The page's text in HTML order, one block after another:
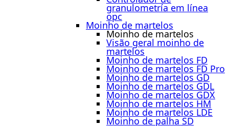
granulometría em línea
opc
Moinho de martelos
Moinho de martelos
Visão geral moinho de
martelos
Moinho de martelos FD
Moinho de martelos FD Pro
Moinho de martelos GD
Moinho de martelos GDL
Moinho de martelos GDX
Moinho de martelos HM
Moinho de martelos LDE
Moinho de palha SD